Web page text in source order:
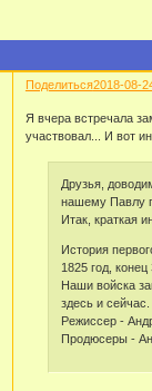
Поделиться2018-08-
Я вчера встречала
участвовал... И вот
Друзья,
нашему Павлу
Итак, краткая
История
1825 год, конец
Наши войска
здесь и
Режиссер -
Продюсеры -